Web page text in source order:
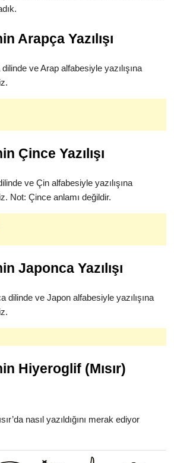
Arapça Yazılışı
ve Arap alfabesiyle yazılışına
Çince Yazılışı
ve Çin alfabesiyle yazılışına
Not: Çince anlamı değildir.
Japonca Yazılışı
dilinde ve Japon alfabesiyle yazılışına
Hiyeroglif (Mısır)
nasıl yazıldığını merak ediyor